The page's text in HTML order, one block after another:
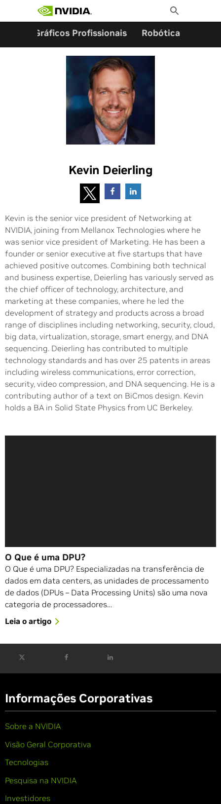
Toggle
Search
Gráficos Profissionais Robótica
Kevin Deierling
Kevin is the senior vice president of Networking at
NVIDIA, joining from Mellanox Technologies where he
was senior vice president of Marketing. He has been a
founder or senior executive at five startups that have
achieved positive outcomes. Combining both technical
and business expertise, Deierling has variously served as
the chief officer of technology, architecture, and
marketing at these companies, where he led the
development of strategy and products across a broad
range of disciplines including networking, security, cloud,
big data, virtualization, storage, smart energy, and DNA
sequencing. Deierling has contributed to multiple
technology standards and has over 25 patents in areas
including wireless communications, error correction,
security, video compression, and DNA sequencing. He is a
contributing author of a text on BiCmos design. Kevin
holds a BA in Solid State Physics from UC Berkeley.
O Que é uma DPU?
O Que é uma DPU? Especializadas na transferência de
dados em data centers, as unidades de processamento
de dados (DPUs – Data Processing Units) são uma nova
categoria de processadores…
Leia o artigo
Informações Corporativas
Sobre a NVIDIA
Visão Geral Corporativa
Tecnologias
Pesquisa na NVIDIA
Investidores